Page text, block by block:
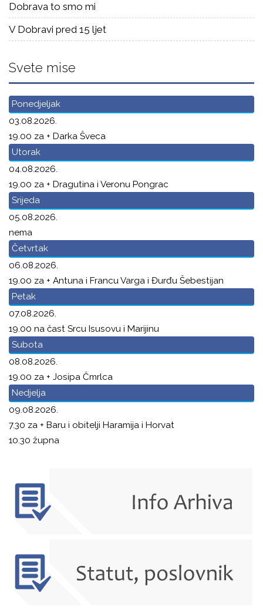
Dobrava to smo mi
V Dobravi pred 15 ljet
Svete mise
Ponedjeljak
03.08.2026.
19.00 za + Darka Šveca
Utorak
04.08.2026.
19.00 za + Dragutina i Veronu Pongrac
Srijeda
05.08.2026.
nema
Četvrtak
06.08.2026.
19.00 za + Antuna i Francu Varga i Đurđu Šebestijan
Petak
07.08.2026.
19.00 na čast Srcu Isusovu i Marijinu
Subota
08.08.2026.
19.00 za + Josipa Čmrlca
Nedjelja
09.08.2026.
7.30 za + Baru i obitelji Haramija i Horvat
10.30 župna